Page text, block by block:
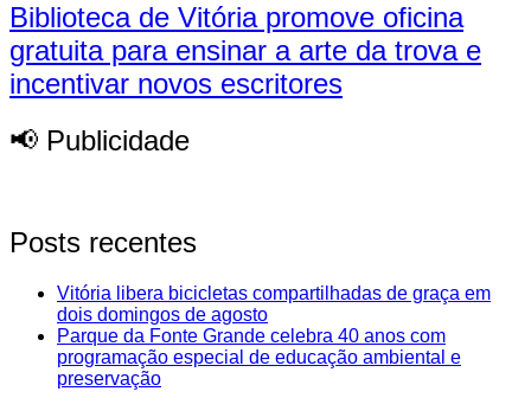
Biblioteca de Vitória promove oficina
gratuita para ensinar a arte da trova e
incentivar novos escritores
📢 Publicidade
Posts recentes
Vitória libera bicicletas compartilhadas de graça em
dois domingos de agosto
Parque da Fonte Grande celebra 40 anos com
programação especial de educação ambiental e
preservação